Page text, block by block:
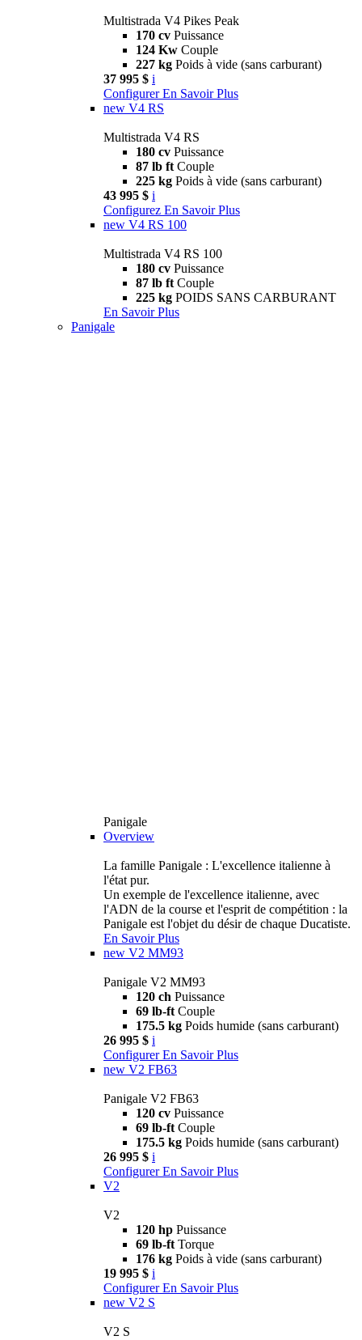
Multistrada V4 Pikes Peak
170 cv Puissance
124 Kw Couple
227 kg Poids à vide (sans carburant)
37 995 $ i
Configurer En Savoir Plus
new V4 RS
Multistrada V4 RS
180 cv Puissance
87 lb ft Couple
225 kg Poids à vide (sans carburant)
43 995 $ i
Configurez En Savoir Plus
new V4 RS 100
Multistrada V4 RS 100
180 cv Puissance
87 lb ft Couple
225 kg POIDS SANS CARBURANT
En Savoir Plus
Panigale
Panigale
Overview
La famille Panigale : L'excellence italienne à
l'état pur.
Un exemple de l'excellence italienne, avec
l'ADN de la course et l'esprit de compétition : la
Panigale est l'objet du désir de chaque Ducatiste.
En Savoir Plus
new V2 MM93
Panigale V2 MM93
120 ch Puissance
69 lb-ft Couple
175.5 kg Poids humide (sans carburant)
26 995 $ i
Configurer En Savoir Plus
new V2 FB63
Panigale V2 FB63
120 cv Puissance
69 lb-ft Couple
175.5 kg Poids humide (sans carburant)
26 995 $ i
Configurer En Savoir Plus
V2
V2
120 hp Puissance
69 lb-ft Torque
176 kg Poids à vide (sans carburant)
19 995 $ i
Configurer En Savoir Plus
new V2 S
V2 S